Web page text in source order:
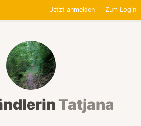
Jetzt anmelden Zum Login
Tatjana